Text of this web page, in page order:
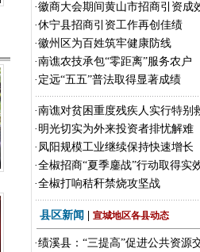
·徽商大会期间黄山市招商引资成
·休宁县招商引资工作再创佳绩
·徽州区为百姓筑牢健康防线
·南谯农技承包“零距离”服务农户
· 定远“五五”普法取得显著成绩
·南谯对贫困重度残疾人实行特别
· 明光切实为外来投资者排忧解难
· 凤阳规模工业继续保持快速增长
·全椒招商“夏季鏖战”行动取得实
·全椒打响秸秆禁烧攻坚战
县区新闻 宣城地区各县动态
·绩溪县：“三提高”促进公共资源